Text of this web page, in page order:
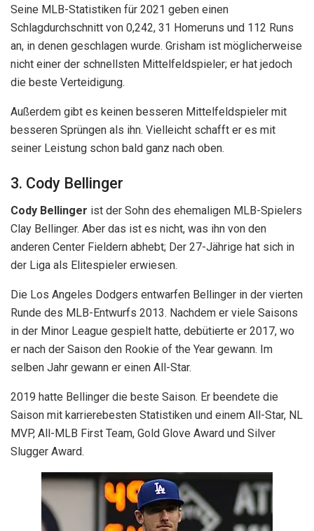
Seine MLB-Statistiken für 2021 geben einen
Schlagdurchschnitt von 0,242, 31 Homeruns und 112 Runs
an, in denen geschlagen wurde. Grisham ist möglicherweise
nicht einer der schnellsten Mittelfeldspieler; er hat jedoch
die beste Verteidigung.
Außerdem gibt es keinen besseren Mittelfeldspieler mit
besseren Sprüngen als ihn. Vielleicht schafft er es mit
seiner Leistung schon bald ganz nach oben.
3. Cody Bellinger
Cody Bellinger ist der Sohn des ehemaligen MLB-Spielers
Clay Bellinger. Aber das ist es nicht, was ihn von den
anderen Center Fieldern abhebt; Der 27-Jährige hat sich in
der Liga als Elitespieler erwiesen.
Die Los Angeles Dodgers entwarfen Bellinger in der vierten
Runde des MLB-Entwurfs 2013. Nachdem er viele Saisons
in der Minor League gespielt hatte, debütierte er 2017, wo
er nach der Saison den Rookie of the Year gewann. Im
selben Jahr gewann er einen All-Star.
2019 hatte Bellinger die beste Saison. Er beendete die
Saison mit karrierebesten Statistiken und einem All-Star, NL
MVP, All-MLB First Team, Gold Glove Award und Silver
Slugger Award.